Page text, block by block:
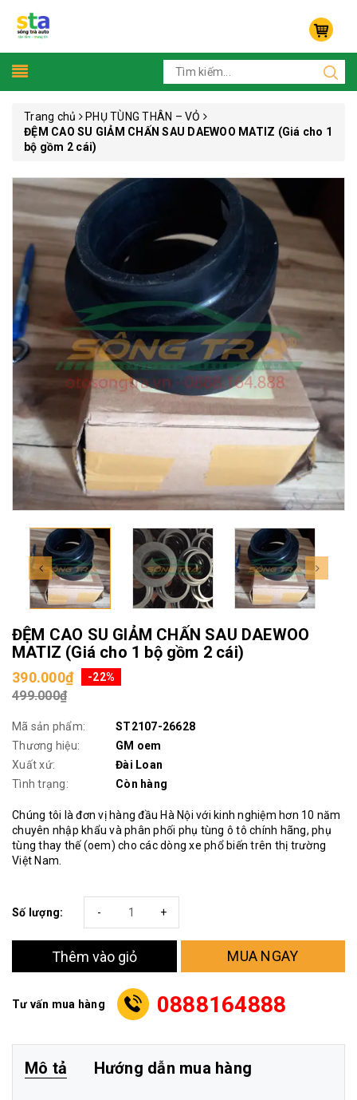
Trang chủ
PHỤ TÙNG THÂN – VỎ
ĐỆM CAO SU GIẢM CHẤN SAU DAEWOO MATIZ (Giá cho 1
bộ gồm 2 cái)
ĐỆM CAO SU GIẢM CHẤN SAU DAEWOO
MATIZ (Giá cho 1 bộ gồm 2 cái)
390.000₫ -22%
499.000₫
Mã sản phẩm:
ST2107-26628
Thương hiệu:
GM oem
Xuất xứ:
Đài Loan
Tình trạng:
Còn hàng
Chúng tôi là đơn vị hàng đầu Hà Nội với kinh nghiệm hơn 10 năm
chuyên nhập khẩu và phân phối phụ tùng ô tô chính hãng, phụ
tùng thay thế (oem) cho các dòng xe phổ biến trên thị trường
Việt Nam.
Số lượng: +
-
Thêm vào giỏ MUA NGAY
Tư vấn mua hàng 0888164888
Mô tả Hướng dẫn mua hàng